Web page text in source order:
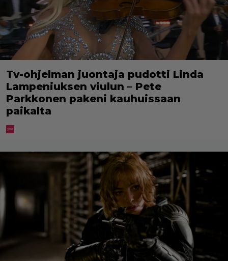
Tv-ohjelman juontaja pudotti Linda
Lampeniuksen viulun – Pete
Parkkonen pakeni kauhuissaan
paikalta